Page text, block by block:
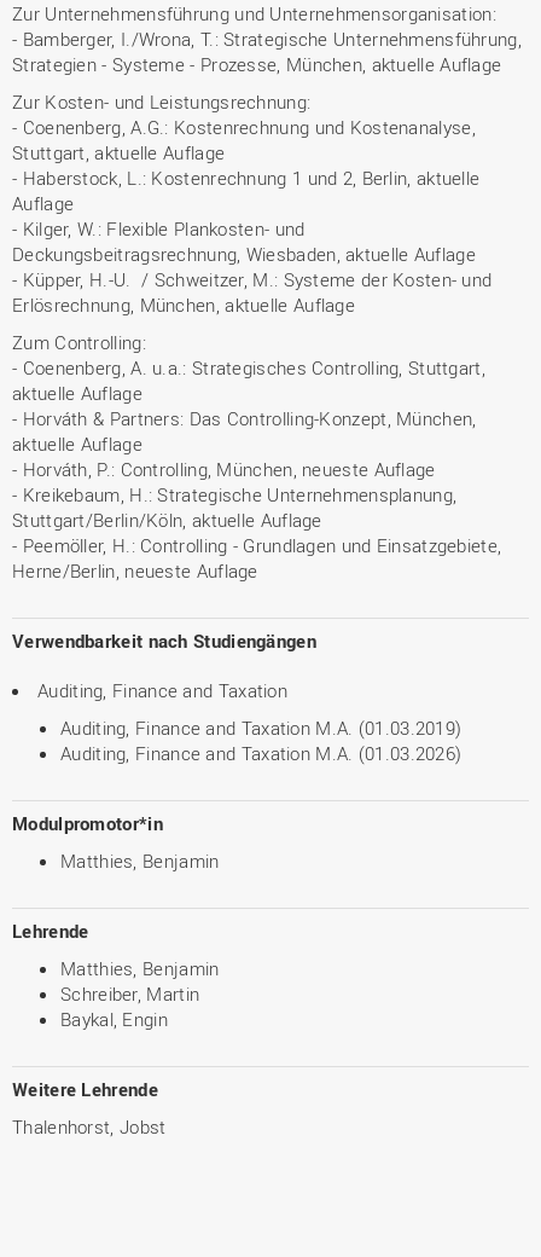
Zur Unternehmensführung und Unternehmensorganisation:
- Bamberger, I./Wrona, T.: Strategische Unternehmensführung,
Strategien - Systeme - Prozesse, München, aktuelle Auflage
Zur Kosten- und Leistungsrechnung:
- Coenenberg, A.G.: Kostenrechnung und Kostenanalyse,
Stuttgart, aktuelle Auflage
- Haberstock, L.: Kostenrechnung 1 und 2, Berlin, aktuelle
Auflage
- Kilger, W.: Flexible Plankosten- und
Deckungsbeitragsrechnung, Wiesbaden, aktuelle Auflage
- Küpper, H.-U. / Schweitzer, M.: Systeme der Kosten- und
Erlösrechnung, München, aktuelle Auflage
Zum Controlling:
- Coenenberg, A. u.a.: Strategisches Controlling, Stuttgart,
aktuelle Auflage
- Horváth & Partners: Das Controlling-Konzept, München,
aktuelle Auflage
- Horváth, P.: Controlling, München, neueste Auflage
- Kreikebaum, H.: Strategische Unternehmensplanung,
Stuttgart/Berlin/Köln, aktuelle Auflage
- Peemöller, H.: Controlling - Grundlagen und Einsatzgebiete,
Herne/Berlin, neueste Auflage
Verwendbarkeit nach Studiengängen
Auditing, Finance and Taxation
Auditing, Finance and Taxation M.A. (01.03.2019)
Auditing, Finance and Taxation M.A. (01.03.2026)
Modulpromotor*in
Matthies, Benjamin
Lehrende
Matthies, Benjamin
Schreiber, Martin
Baykal, Engin
Weitere Lehrende
Thalenhorst, Jobst